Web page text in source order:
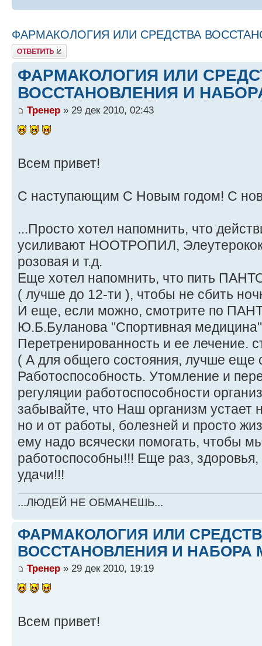
ФАРМАКОЛОГИЯ ИЛИ СРЕДСТВА
Ответить
ФАРМАКОЛОГИЯ ИЛИ
ВОССТАНОВЛЕНИЯ И
Тренер » 29 дек 2010, 02:43
Всем привет!
С наступающим С Новым годом! С
...Просто хотел напомнить, что
усиливают НООТРОПИЛ,
розовая и т.д.
Еще хотел напомнить, что пить
( лучше до 12-ти ), чтобы не сбить
И еще, если можно, смотрите по
Ю.Б.Буланова "Спортивная
Перетренированность и ее лечение.
( А для общего состояния, лучше еще
Работоспособность. Утомление и
регуляции работоспособности
забывайте, что Наш организм устает
но и от работы, болезней и просто
ему надо всячески помогать, чтобы
работоспособны!!! Еще раз,
удачи!!!
...ЛЮДЕЙ НЕ ОБМАНЕШЬ...
ФАРМАКОЛОГИЯ ИЛИ
ВОССТАНОВЛЕНИЯ И НАБОРА
Тренер » 29 дек 2010, 19:19
Всем привет!